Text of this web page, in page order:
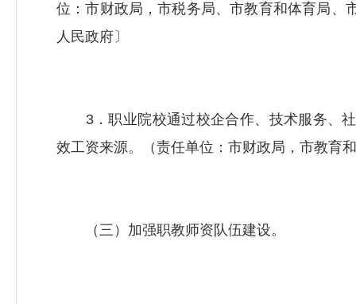
位：市财政局，市税务局、市教育和体育局、
人民政府〕
3．职业院校通过校企合作、技术服务、社
效工资来源。（责任单位：市财政局，市教育
（三）加强职教师资队伍建设。